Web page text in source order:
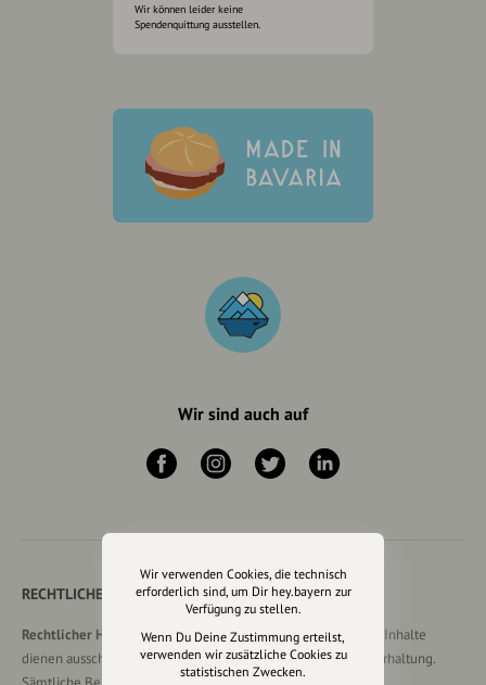
Wir können leider keine
Spendenquittung ausstellen.
Wir sind auch auf
RECHTLICHER HINWEIS UND TRANSPARENZHINWEIS
Rechtlicher Hinweis:Die auf dieser Website veröffentlichten Inhalte
dienen ausschließlich der allgemeinen Information und Unterhaltung.
Wir verwenden Cookies, die technisch
erforderlich sind, um Dir hey.bayern zur
Verfügung zu stellen.
Wenn Du Deine Zustimmung erteilst,
verwenden wir zusätzliche Cookies zu
statistischen Zwecken.